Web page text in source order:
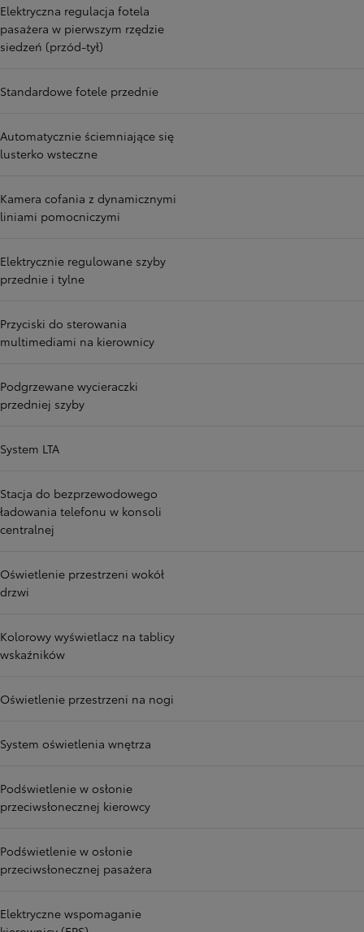
Elektryczna regulacja fotela
pasażera w pierwszym rzędzie
siedzeń (przód-tył)
Standardowe fotele przednie
Automatycznie ściemniające się
lusterko wsteczne
Kamera cofania z dynamicznymi
liniami pomocniczymi
Elektrycznie regulowane szyby
przednie i tylne
Przyciski do sterowania
multimediami na kierownicy
Podgrzewane wycieraczki
przedniej szyby
System LTA
Stacja do bezprzewodowego
ładowania telefonu w konsoli
centralnej
Oświetlenie przestrzeni wokół
drzwi
Kolorowy wyświetlacz na tablicy
wskaźników
Oświetlenie przestrzeni na nogi
System oświetlenia wnętrza
Podświetlenie w osłonie
przeciwsłonecznej kierowcy
Podświetlenie w osłonie
przeciwsłonecznej pasażera
Elektryczne wspomaganie